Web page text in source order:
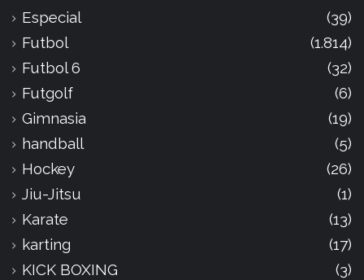
Especial
(39)
Futbol
(1.814)
Futbol 6
(32)
Futgolf
(6)
Gimnasia
(19)
handball
(5)
Hockey
(26)
Jiu-Jitsu
(1)
Karate
(13)
karting
(17)
KICK BOXING
(3)